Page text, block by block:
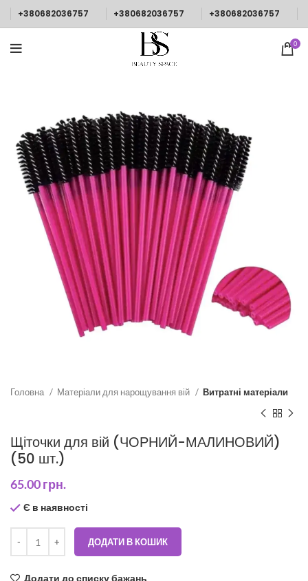
+380682036757 +380682036757 +380682036757
0
Головна Матеріали для нарощування вій Витратні матеріали
Щіточки для вій (ЧОРНИЙ-МАЛИНОВИЙ)
(50 шт.)
65.00грн.
Є в наявності
ДОДАТИ В КОШИК
Додати до списку бажань